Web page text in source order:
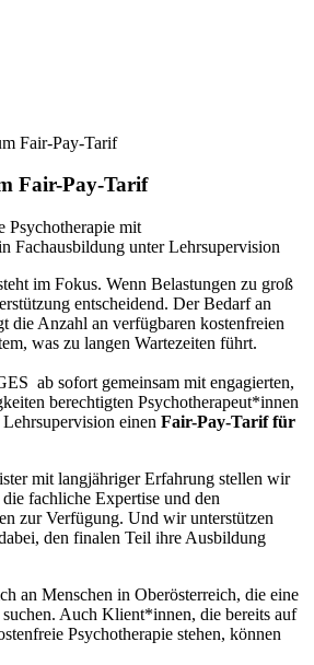
Fair-Pay-Tarif
Fair-Pay-Tarif
Psychotherapie mit
Fachausbildung unter Lehrsupervision
im Fokus. Wenn Belastungen zu groß
entscheidend. Der Bedarf an
die Anzahl an verfügbaren kostenfreien
was zu langen Wartezeiten führt.
ab sofort gemeinsam mit engagierten,
berechtigten Psychotherapeut*innen
einen Fair-Pay-Tarif für
mit langjähriger Erfahrung stellen wir
fachliche Expertise und den
zur Verfügung. Und wir unterstützen
den finalen Teil ihre Ausbildung
an Menschen in Oberösterreich, die eine
suchen. Auch Klient*innen, die bereits auf
Psychotherapie stehen, können